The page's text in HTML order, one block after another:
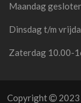
Maandag
Dinsdag t/m
Zaterdag 10.00-
Copyright 2023